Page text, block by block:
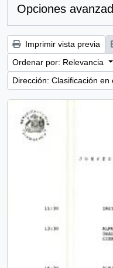
Opciones
Imprimir vista previa
Ordenar por: Relevancia
Dirección: Clasificación